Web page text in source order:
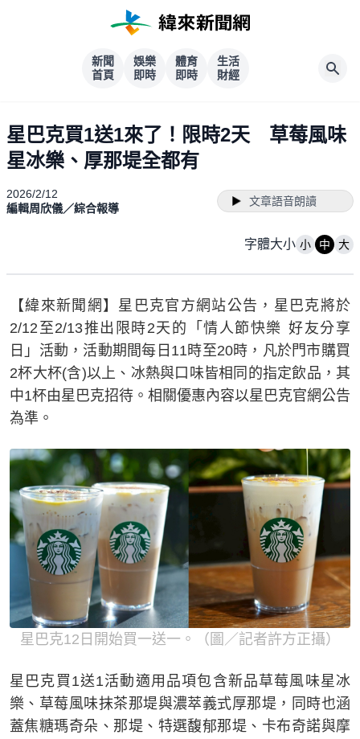
新聞
首頁
娛樂
即時
體育
即時
生活
財經
星巴克買1送1來了！限時2天 草莓風味
星冰樂、厚那堤全都有
2026/2/12
編輯周欣儀／綜合報導
文章語音朗讀
字體大小 小 中 大
【緯來新聞網】星巴克官方網站公告，星巴克將於
2/12至2/13推出限時2天的「情人節快樂 好友分享
日」活動，活動期間每日11時至20時，凡於門市購買
2杯大杯(含)以上、冰熱與口味皆相同的指定飲品，其
中1杯由星巴克招待。相關優惠內容以星巴克官網公告
為準。
星巴克12日開始買一送一。（圖／記者許方正攝）
星巴克買1送1活動適用品項包含新品草莓風味星冰
樂、草莓風味抹茶那堤與濃萃義式厚那堤，同時也涵
蓋焦糖瑪奇朵、那堤、特選馥郁那堤、卡布奇諾與摩